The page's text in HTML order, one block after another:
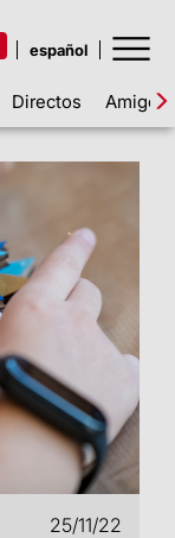
Directos Amigos
25/11/22